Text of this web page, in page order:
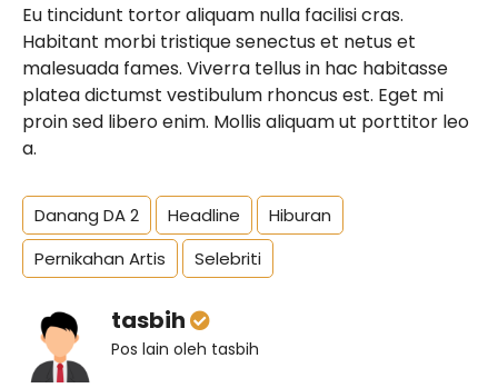
Eu tincidunt tortor aliquam nulla facilisi cras.
Habitant morbi tristique senectus et netus et
malesuada fames. Viverra tellus in hac habitasse
platea dictumst vestibulum rhoncus est. Eget mi
proin sed libero enim. Mollis aliquam ut porttitor leo
a.
Danang DA 2 Headline
Hiburan
Pernikahan Artis
Selebriti
tasbih
Pos lain oleh tasbih